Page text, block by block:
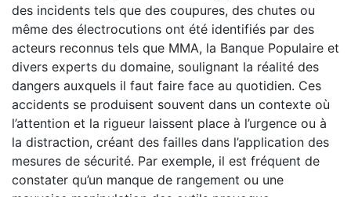
des incidents tels que des coupures, des chutes ou
même des électrocutions ont été identifiés par des
acteurs reconnus tels que MMA, la Banque Populaire et
divers experts du domaine, soulignant la réalité des
dangers auxquels il faut faire face au quotidien. Ces
accidents se produisent souvent dans un contexte où
l’attention et la rigueur laissent place à l’urgence ou à
la distraction, créant des failles dans l’application des
mesures de sécurité. Par exemple, il est fréquent de
constater qu’un manque de rangement ou une